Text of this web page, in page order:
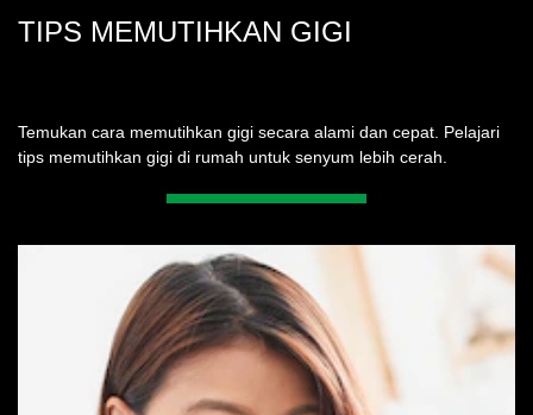
Temukan cara memutihkan gigi secara alami dan cepat. Pelajari
tips memutihkan gigi di rumah untuk senyum lebih cerah.
TIPS MEMUTIHKAN GIGI